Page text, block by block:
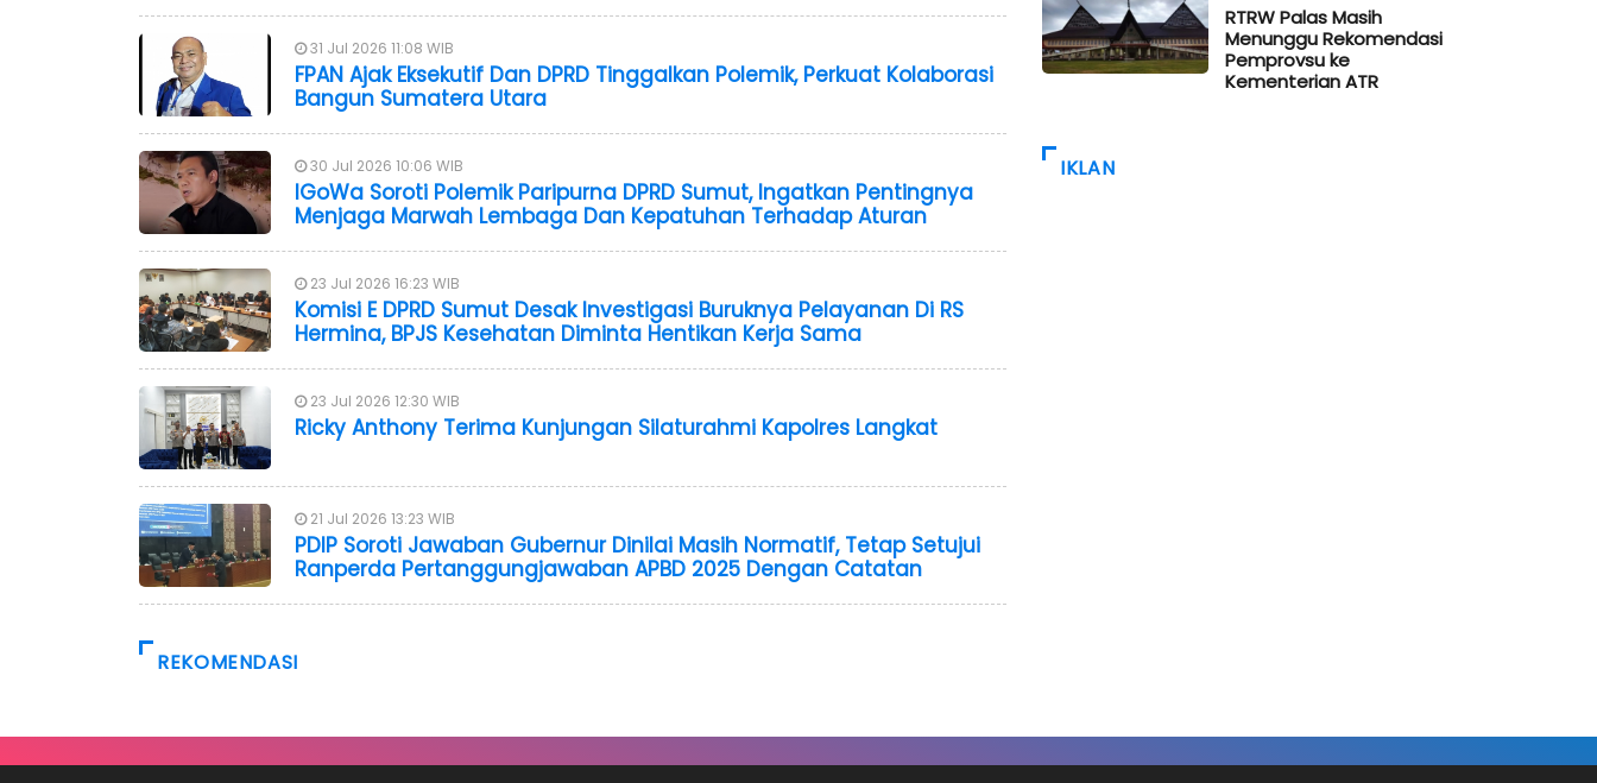
31 Jul 2026 11:08 WIB
FPAN Ajak Eksekutif Dan DPRD Tinggalkan Polemik, Perkuat Kolaborasi
Bangun Sumatera Utara
30 Jul 2026 10:06 WIB
IGoWa Soroti Polemik Paripurna DPRD Sumut, Ingatkan Pentingnya
Menjaga Marwah Lembaga Dan Kepatuhan Terhadap Aturan
23 Jul 2026 16:23 WIB
Komisi E DPRD Sumut Desak Investigasi Buruknya Pelayanan Di RS
Hermina, BPJS Kesehatan Diminta Hentikan Kerja Sama
23 Jul 2026 12:30 WIB
Ricky Anthony Terima Kunjungan Silaturahmi Kapolres Langkat
21 Jul 2026 13:23 WIB
PDIP Soroti Jawaban Gubernur Dinilai Masih Normatif, Tetap Setujui
Ranperda Pertanggungjawaban APBD 2025 Dengan Catatan
REKOMENDASI
RTRW Palas Masih
Menunggu Rekomendasi
Pemprovsu ke
Kementerian ATR
IKLAN